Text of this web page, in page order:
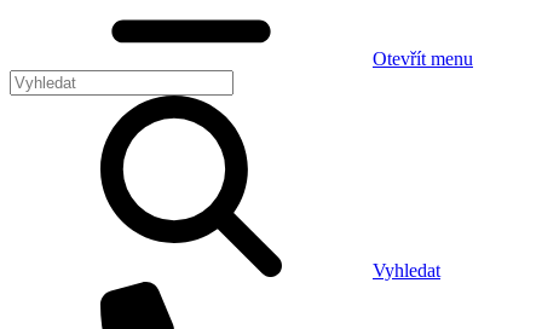
Otevřít menu
Vyhledat